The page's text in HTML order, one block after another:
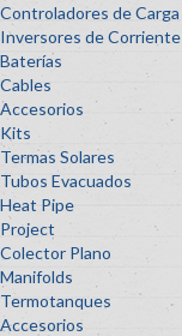
Controladores de Carga
Inversores de Corriente
Baterías
Cables
Accesorios
Kits
Termas Solares
Tubos Evacuados
Heat Pipe
Project
Colector Plano
Manifolds
Termotanques
Accesorios